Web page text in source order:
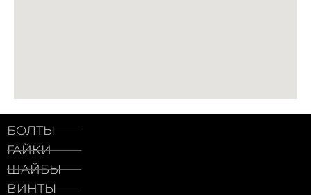
БОЛТЫ
ГАЙКИ
ШАЙБЫ
ВИНТЫ